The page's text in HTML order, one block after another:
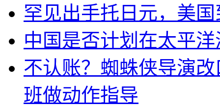
罕见出手托日元，美
中国是否计划在太平
不认账？蜘蛛侠导演
班做动作指导